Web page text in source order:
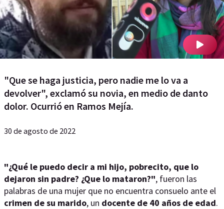
"Que se haga justicia, pero nadie me lo va a
devolver", exclamó su novia, en medio de danto
dolor. Ocurrió en Ramos Mejía.
30 de agosto de 2022
"¿Qué le puedo decir a mi hijo, pobrecito, que lo
dejaron sin padre? ¿Que lo mataron?", fueron las
palabras de una mujer que no encuentra consuelo ante el
crimen de su marido, un docente de 40 años de edad.